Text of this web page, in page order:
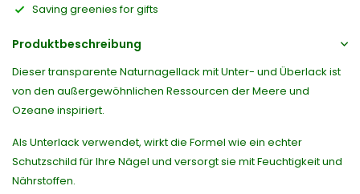
Saving greenies for gifts
Produktbeschreibung
Dieser transparente Naturnagellack mit Unter- und Überlack ist
von den außergewöhnlichen Ressourcen der Meere und
Ozeane inspiriert.
Als Unterlack verwendet, wirkt die Formel wie ein echter
Schutzschild für Ihre Nägel und versorgt sie mit Feuchtigkeit und
Nährstoffen.